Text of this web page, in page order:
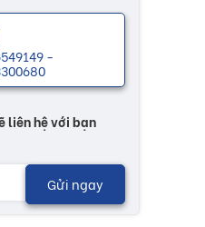
-
liên hệ với bạn
Gửi ngay